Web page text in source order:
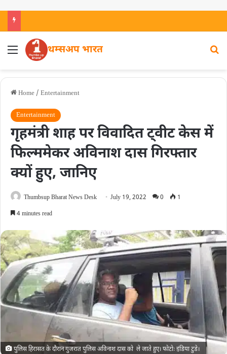
थम्सअप भारत
Home / Entertainment
Entertainment
गृहमंत्री शाह पर विवादित ट्वीट केस में
फिल्ममेकर अविनाश दास गिरफ्तार
क्यों हुए, जानिए
Thumbsup Bharat News Desk July 19, 2022 0
1
4 minutes read
पुलिस हिरासत के दौरान गुजरात पुलिस अविनाश दास को ले जाते हुए। फोटोः इंडिया टुडे।